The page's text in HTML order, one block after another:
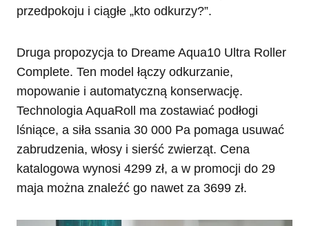
przedpokoju i ciągłe „kto odkurzy?”.
Druga propozycja to Dreame Aqua10 Ultra Roller
Complete. Ten model łączy odkurzanie,
mopowanie i automatyczną konserwację.
Technologia AquaRoll ma zostawiać podłogi
lśniące, a siła ssania 30 000 Pa pomaga usuwać
zabrudzenia, włosy i sierść zwierząt. Cena
katalogowa wynosi 4299 zł, a w promocji do 29
maja można znaleźć go nawet za 3699 zł.